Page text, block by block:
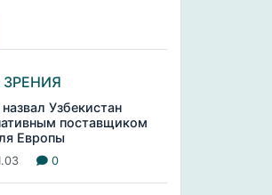
Узбекистан
поставщиком
Европы
0